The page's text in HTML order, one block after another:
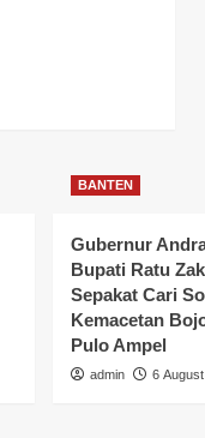
BANTEN
Gubernur
Bupati Ratu
Sepakat Cari
Kemacetan
Pulo Ampel
admin 6